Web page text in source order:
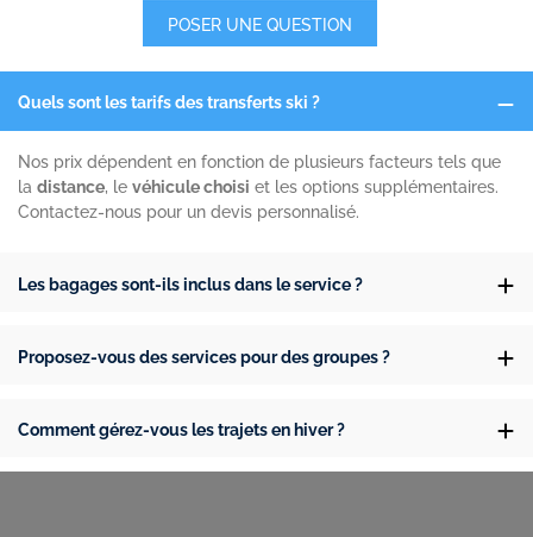
POSER UNE QUESTION
Quels sont les tarifs des transferts ski ?
Nos prix dépendent en fonction de plusieurs facteurs tels que
la distance, le véhicule choisi et les options supplémentaires.
Contactez-nous pour un devis personnalisé.
Les bagages sont-ils inclus dans le service ?
Proposez-vous des services pour des groupes ?
Comment gérez-vous les trajets en hiver ?